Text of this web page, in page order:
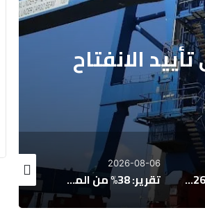
قانون
تقرير: 38% من المغاربة يخصصون أكثر من 40% من دخلهم لسداد القروض
2026-08-06
تراجع مرتقب بـ 40% في إنتاج الزيتون المغربي الموسم المقبل
08-06